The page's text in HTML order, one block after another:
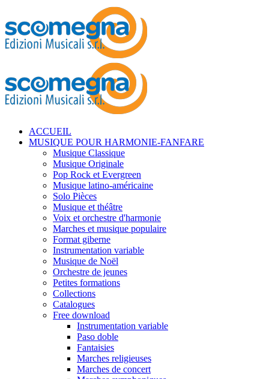
ACCUEIL
MUSIQUE POUR HARMONIE-FANFARE
Musique Classique
Musique Originale
Pop Rock et Evergreen
Musique latino-américaine
Solo Pièces
Musique et théâtre
Voix et orchestre d'harmonie
Marches et musique populaire
Format giberne
Instrumentation variable
Musique de Noël
Orchestre de jeunes
Petites formations
Collections
Catalogues
Free download
Instrumentation variable
Paso doble
Fantaisies
Marches religieuses
Marches de concert